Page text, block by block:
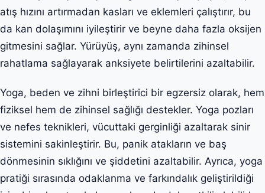
atış hızını artırmadan kasları ve eklemleri çalıştırır, bu
da kan dolaşımını iyileştirir ve beyne daha fazla oksijen
gitmesini sağlar. Yürüyüş, aynı zamanda zihinsel
rahatlama sağlayarak anksiyete belirtilerini azaltabilir.
Yoga, beden ve zihni birleştirici bir egzersiz olarak, hem
fiziksel hem de zihinsel sağlığı destekler. Yoga pozları
ve nefes teknikleri, vücuttaki gerginliği azaltarak sinir
sistemini sakinleştirir. Bu, panik atakların ve baş
dönmesinin sıklığını ve şiddetini azaltabilir. Ayrıca, yoga
pratiği sırasında odaklanma ve farkındalık geliştirildiği